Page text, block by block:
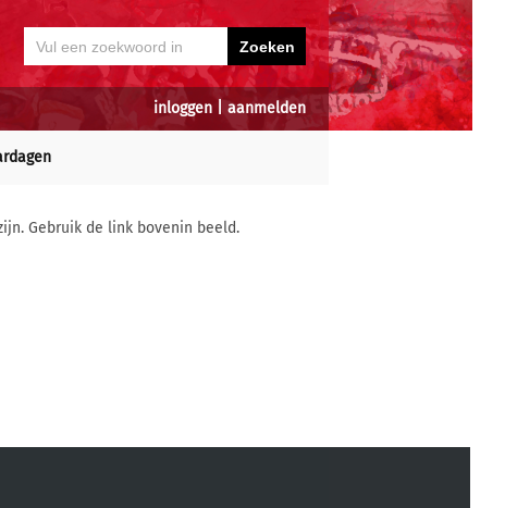
inloggen aanmelden
Gebruik de link bovenin beeld.